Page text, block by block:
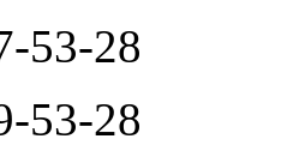
53-28
53-28